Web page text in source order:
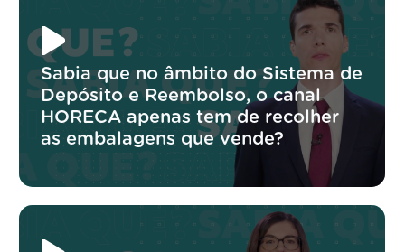
Sabia que no âmbito do Sistema de
Depósito e Reembolso, o canal
HORECA apenas tem de recolher
as embalagens que vende?